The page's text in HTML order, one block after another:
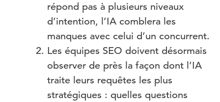
répond pas à plusieurs niveaux
d’intention, l’IA comblera les
manques avec celui d’un concurrent.
Les équipes SEO doivent désormais
observer de près la façon dont l’IA
traite leurs requêtes les plus
stratégiques : quelles questions